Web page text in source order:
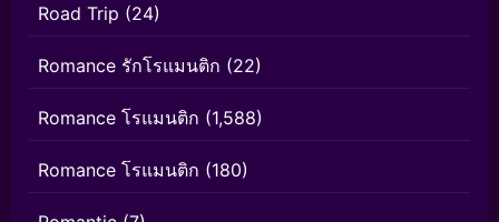
Road Trip (24)
Romance รักโรแมนติก (22)
Romance โรแมนติก (1,588)
Romance โรแมนติก (180)